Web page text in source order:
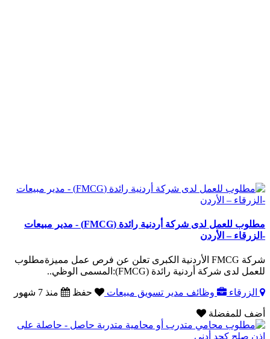
مطلوب للعمل لدى شركة أردنية رائدة (FMCG) - مدير مبيعات
-الزرقاء – الأردن
شركة FMCG الأردنية الكبرى تعلن عن فرص عمل مميزةمطلوب
للعمل لدى شركة أردنية رائدة (FMCG):المسمى الوظي..
الزرقاء وظائف مدير تسويق مبيعات حفظ منذ 7 شهور
أضف للمفضلة